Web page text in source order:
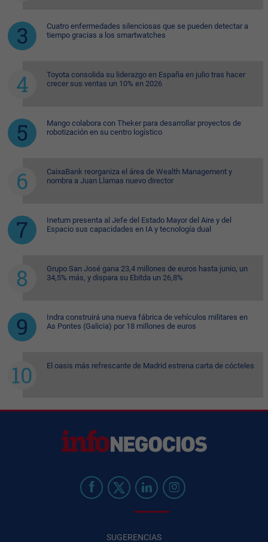
Cuatro enfermedades silenciosas que se pueden detectar a
tiempo gracias a los smartwatches
Toyota consolida su liderazgo en España en julio tras hacer
crecer sus ventas un 10% en 2026
Mango colabora con Theker para desarrollar proyectos de
robotización en su centro logístico
CaixaBank reorganiza el área de Wealth Management y
nombra a Juan Llamas nuevo director
Inetum presenta al Jefe del Estado Mayor del Aire y del
Espacio sus capacidades en IA y tecnología dual
Grupo San José gana 23,4 millones de euros hasta junio, un
34,5% más, y dispara su Ebitda un 26,8%
Indra construirá una nueva fábrica de vehículos militares en
As Pontes (Galicia) por 18 millones de euros
El oasis más refrescante de Madrid estrena carta de cócteles
SUGERENCIAS